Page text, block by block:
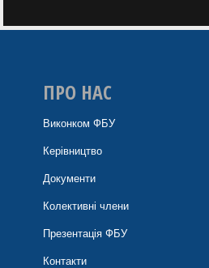
ПРО НАС
Виконком ФБУ
Керівництво
Документи
Колективні члени
Презентація ФБУ
Контакти